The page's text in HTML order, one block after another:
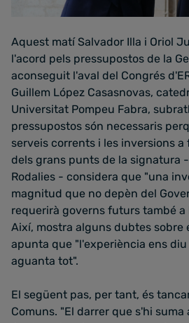
Aquest matí Salvador Illa i Oriol
l'acord pels pressupostos de la
aconseguit l'aval del Congrés
Guillem López Casasnovas,
Universitat Pompeu Fabra,
pressupostos són necessaris
serveis corrents i les inversions a
dels grans punts de la signatura
Rodalies - considera que "una
magnitud que no depèn del
requerirà governs futurs també a
Així, mostra alguns dubtes sobre
apunta que "l'experiència ens
aguanta tot".
El següent pas, per tant, és
Comuns. "El darrer que s'hi